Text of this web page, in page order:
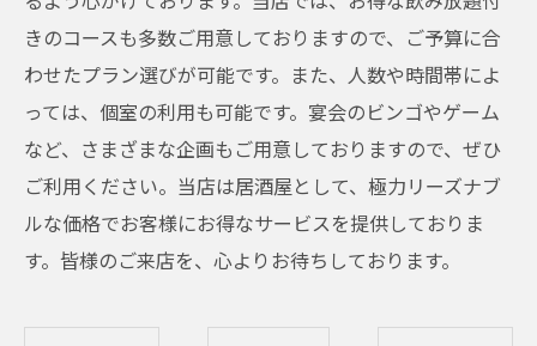
きのコースも多数ご用意しておりますので、ご予算に合
わせたプラン選びが可能です。また、人数や時間帯によ
っては、個室の利用も可能です。宴会のビンゴやゲーム
など、さまざまな企画もご用意しておりますので、ぜひ
ご利用ください。当店は居酒屋として、極力リーズナブ
ルな価格でお客様にお得なサービスを提供しておりま
す。皆様のご来店を、心よりお待ちしております。